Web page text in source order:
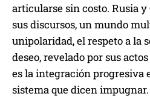
articularse sin costo. Rusia
sus discursos, un mundo
unipolaridad, el respeto a la
deseo, revelado por sus
es la integración progresiva
sistema que dicen impugnar.